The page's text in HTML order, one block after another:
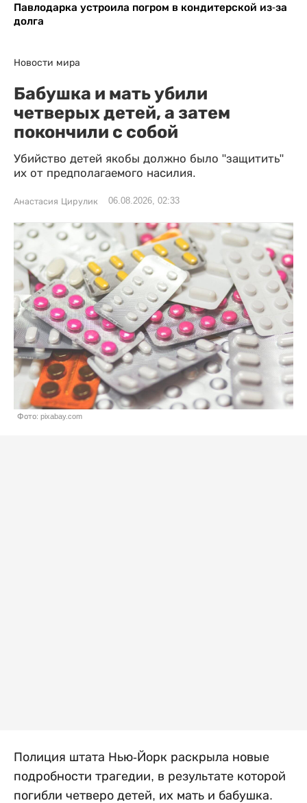
Павлодарка устроила погром в кондитерской из-за
долга
Новости мира
Бабушка и мать убили
четверых детей, а затем
покончили с собой
Убийство детей якобы должно было "защитить"
их от предполагаемого насилия.
Анастасия Цирулик 06.08.2026, 02:33
Фото: pixabay.com
Полиция штата Нью-Йорк раскрыла новые
подробности трагедии, в результате которой
погибли четверо детей, их мать и бабушка.